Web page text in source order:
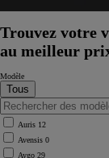
Trouvez votre
au meilleur
Modèle
Auris 12
Avensis 0
Aygo 29